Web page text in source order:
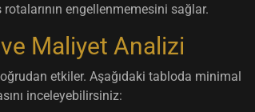
rotalarının engellenmemesini sağlar.
ve Maliyet Analizi
etkiler. Aşağıdaki tabloda minimal
inceleyebilirsiniz: